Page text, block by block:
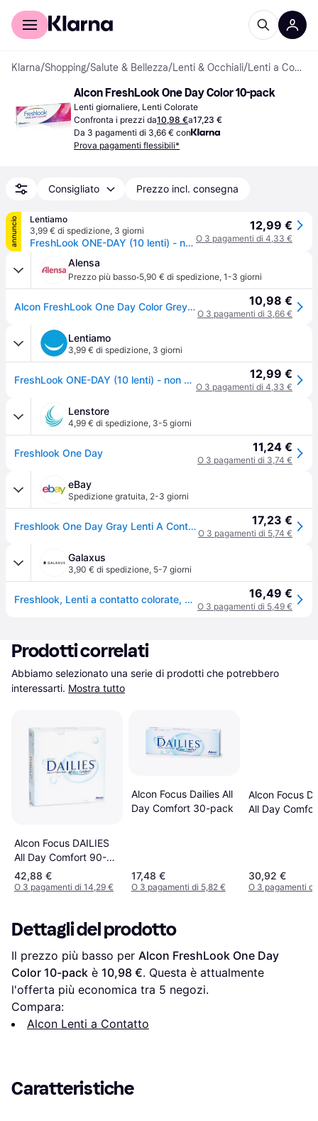
Per il tuo shopping
Klarna/Shopping/Salute & Bellezza/Lenti & Occhiali/ Lenti a Contatto
Alcon FreshLook One Day Color 10-pack
Lenti giornaliere, Lenti Colorate
Confronta i prezzi da10,98 €a17,23 €
Da 3 pagamenti di 3,66 € con
Prova pagamenti flessibili*
Consigliato Prezzo incl. consegna
annuncio
Lentiamo
3,99 € di spedizione, 3 giorni
FreshLook ONE-DAY (10 lenti) - non graduate
12,99 €
O 3 pagamenti di 4,33 €
Alensa
Prezzo più basso·5,90 € di spedizione, 1-3 giorni
Alcon FreshLook One Day Color Grey - non correttive (10 lenti) 10,98 €
O 3 pagamenti di 3,66 €
Lentiamo
3,99 € di spedizione, 3 giorni
FreshLook ONE-DAY (10 lenti) - non graduate 12,99 €
O 3 pagamenti di 4,33 €
Lenstore
4,99 € di spedizione, 3-5 giorni
Freshlook One Day 11,24 €
O 3 pagamenti di 3,74 €
eBay
Spedizione gratuita, 2-3 giorni
Freshlook One Day Gray Lenti A Contato Giornaliere 10 Lenti 8.6 Mm Dia 13.8 17,23 €
O 3 pagamenti di 5,74 €
Galaxus
3,90 € di spedizione, 5-7 giorni
Freshlook, Lenti a contatto colorate, Un giorno a colori (Verde) 16,49 €
O 3 pagamenti di 5,49 €
Prodotti correlati
Abbiamo selezionato una serie di prodotti che potrebbero
interessarti. Mostra tutto
Alcon Focus DAILIES
All Day Comfort 90-
pack
42,88 €
O 3 pagamenti di 14,29 €
Alcon Focus Dailies All
Day Comfort 30-pack
17,48 €
O 3 pagamenti di 5,82 €
Alcon Focus
All Day
30,92 €
O 3 pagamenti
Dettagli del prodotto
Il prezzo più basso per Alcon FreshLook One Day
Color 10-pack è 10,98 €. Questa è attualmente
l'offerta più economica tra 5 negozi.
Compara:
Alcon Lenti a Contatto
Caratteristiche